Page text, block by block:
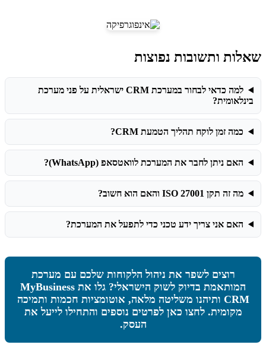
שאלות ותשובות נפוצות
למה כדאי לבחור במערכת CRM ישראלית על פני מערכת
בינלאומית?
כמה זמן לוקח תהליך הטמעת CRM?
האם ניתן לחבר את המערכת לוואטסאפ (WhatsApp)?
מה זה תקן ISO 27001 והאם הוא חשוב?
האם אני צריך ידע טכני כדי לתפעל את המערכת?
רוצים לשפר את ניהול הלקוחות שלכם עם מערכת
המותאמת בדיוק לשוק הישראלי? גלו את MyBusiness
CRM ותיהנו משליטה מלאה, אוטומציות חכמות ותמיכה
מקומית. לחצו כאן לפרטים נוספים והתחילו לייעל את
העסק.